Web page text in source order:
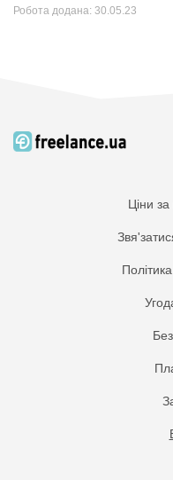
Робота додана: 30.05.23
Ціни